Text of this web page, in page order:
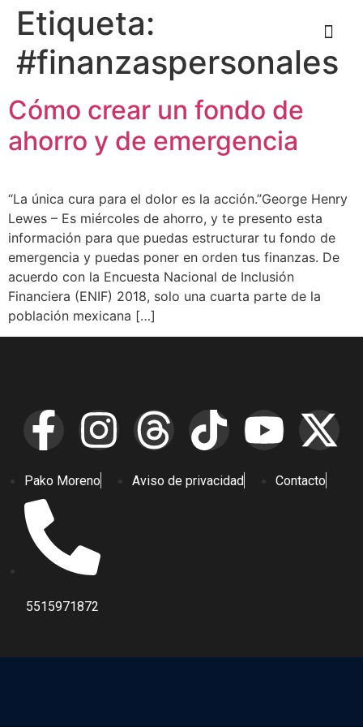
Etiqueta:
#finanzaspersonales
Cómo crear un fondo de
ahorro y de emergencia
“La única cura para el dolor es la acción.”George Henry
Lewes – Es miércoles de ahorro, y te presento esta
información para que puedas estructurar tu fondo de
emergencia y puedas poner en orden tus finanzas. De
acuerdo con la Encuesta Nacional de Inclusión
Financiera (ENIF) 2018, solo una cuarta parte de la
población mexicana […]
Pako Moreno Aviso de privacidad Contacto
5515971872